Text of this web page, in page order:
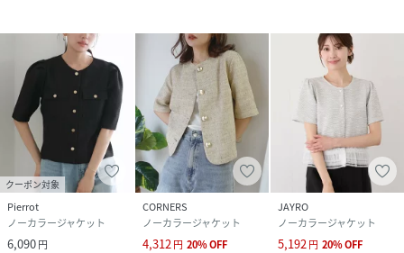
違う場合がございます。
※前回好評だったカーディジャケット(品番:GDV14080)のメ
ッシュのような織りから、透かしツイード素材に変更。
※モデル身長:165cm着用サイズ:38
性別タイプ レディース
原産国
チャコール（06）：中国製｜ライトグレー
（08）：中国製｜ホワイト（10）：中国製｜ネ
イビー（40）：中国製
クーポン対象
Pierrot
ノーカラージャケット
6,090円
CORNERS
ノーカラージャケット
4,312円 20%OFF
JAYRO
ノーカラージャケット
5,192円 20%OFF